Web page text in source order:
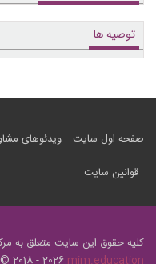
توصیه ها
صفحه اول سایت ویدئوهای
قوانین سایت
کلیه حقوق این سایت متعلق به